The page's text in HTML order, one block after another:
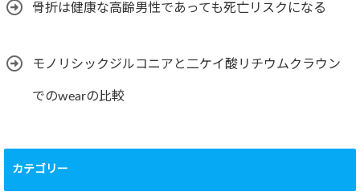
骨折は健康な高齢男性であっても死亡リスクになる
モノリシックジルコニアと二ケイ酸リチウムクラウン
でのwearの比較
カテゴリー